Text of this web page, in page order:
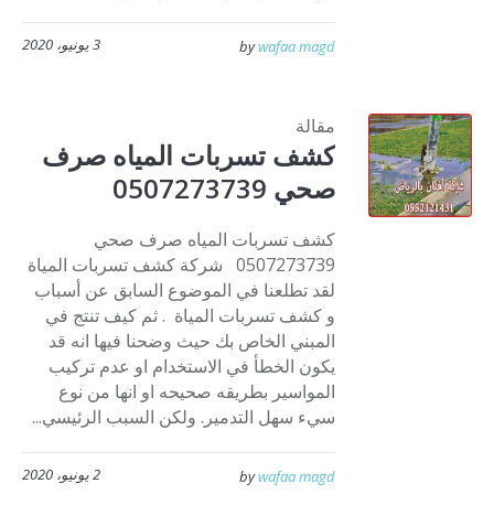
3 يونيو، 2020 bywafaa magd
مقالة
كشف تسربات المياه صرف
صحي 0507273739
كشف تسربات المياه صرف صحي
0507273739 شركة كشف تسربات المياة
لقد تطلعنا في الموضوع السابق عن أسباب
و كشف تسربات المياة . ثم كيف تنتج في
المبني الخاص بك حيث وضحنا فيها انه قد
يكون الخطأ في الاستخدام او عدم تركيب
المواسير بطريقه صحيحه او انها من نوع
سيء سهل التدمير. ولكن السبب الرئيسي...
2 يونيو، 2020 bywafaa magd